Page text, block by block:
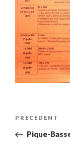
Navigation
l’article
Article
précédent
PRÉCÉDENT
Pique-